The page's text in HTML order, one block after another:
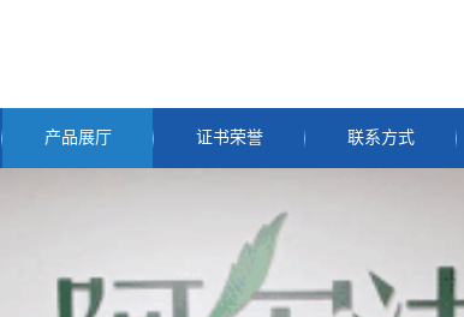
产品展厅 证书荣誉 联系方式